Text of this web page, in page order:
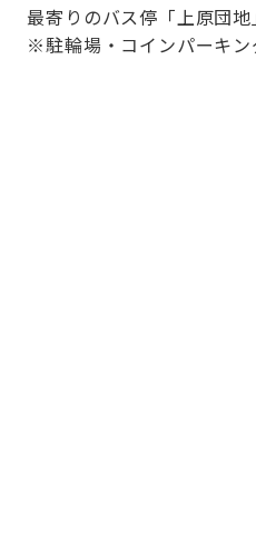
最寄りのバス停「上原団
※駐輪場・コインパーキン